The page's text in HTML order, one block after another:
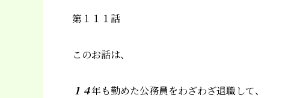
第１１１話
このお話は、
１４年も勤めた公務員をわざわざ退職して、